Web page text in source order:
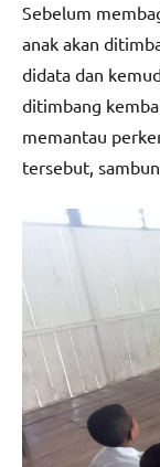
Sebelum
anak akan
didata dan
ditimbang
memantau
tersebut,